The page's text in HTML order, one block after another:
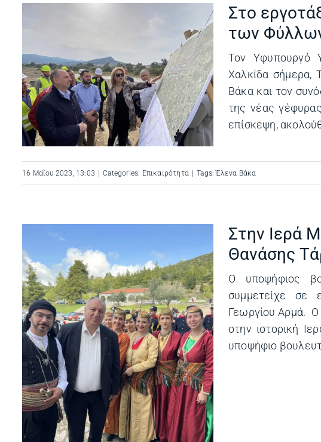
Στο
των
Τον Υφυπουργό
Χαλκίδα σήμερα,
Βάκα και τον
της νέας
επίσκεψη,
16 Μαΐου 2023, 13:03 Categories: Επικαιρότητα Tags:Έλενα Βάκα
Στην Ιερά
Θανάσης
Ο υποψήφιος
συμμετείχε σε
Γεωργίου Αρμά. Ο
στην ιστορική
υποψήφιο